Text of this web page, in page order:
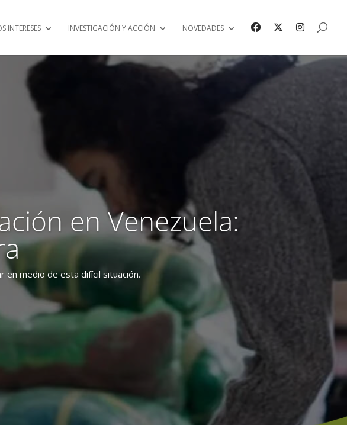
INTERESES INVESTIGACIÓN Y ACCIÓN NOVEDADES
en Venezuela:
en medio de esta difícil situación.